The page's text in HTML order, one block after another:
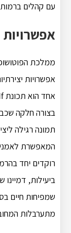
עם קהלים
אפשרויות
ממלכת
אפשרויות
בצורה חלקה
תמונה רגילה
המאפשרת
רוקדים יחד
ביעילות,
שמפיחות חיים
מתערבלות